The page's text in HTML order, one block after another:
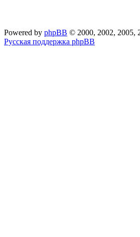
Powered by phpBB © 2000, 2002, 2005,
Русская поддержка phpBB